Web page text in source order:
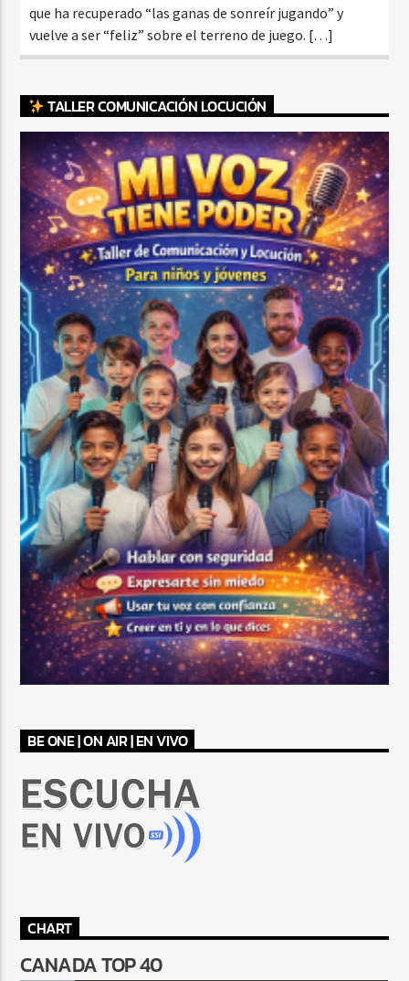
que ha recuperado “las ganas de sonreír jugando” y
vuelve a ser “feliz” sobre el terreno de juego. […]
TALLER COMUNICACIÓN LOCUCIÓN
BE ONE | ON AIR | EN VIVO
CHART
CANADA TOP 40